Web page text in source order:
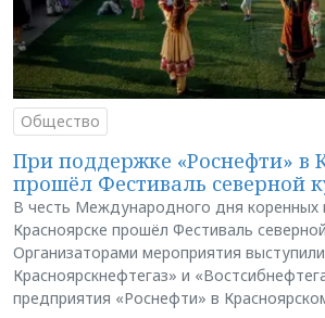
Общество
При поддержке «Роснефти» в
прошёл Фестиваль северной
В честь Международного дня коренных
Красноярске прошёл Фестиваль
Организаторами мероприятия
Красноярскнефтегаз» и
предприятия «Роснефти» в